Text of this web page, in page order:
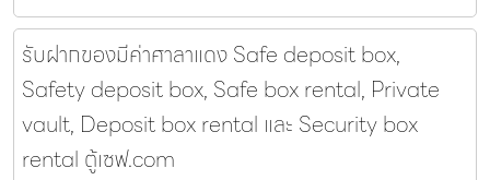
รับฝากของมีค่าศาลาแดง Safe deposit box,
Safety deposit box, Safe box rental, Private
vault, Deposit box rental และ Security box
rental ตู้เซฟ.com